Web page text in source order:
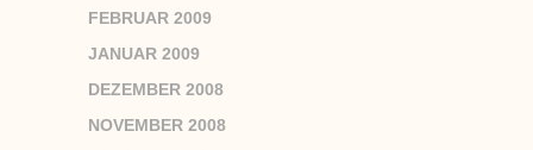
FEBRUAR 2009
JANUAR 2009
DEZEMBER 2008
NOVEMBER 2008